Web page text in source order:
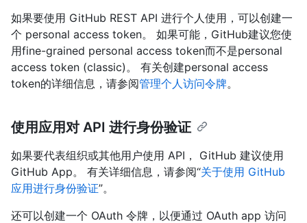
如果要使用 GitHub REST API 进行个人使用，可以创建一
个 personal access token。 如果可能，GitHub建议您使
用fine-grained personal access token而不是personal
access token (classic)。 有关创建personal access
token的详细信息，请参阅管理个人访问令牌。
使用应用对 API 进行身份验证
如果要代表组织或其他用户使用 API， GitHub 建议使用
GitHub App。 有关详细信息，请参阅“关于使用 GitHub
应用进行身份验证”。
还可以创建一个 OAuth 令牌，以便通过 OAuth app 访问